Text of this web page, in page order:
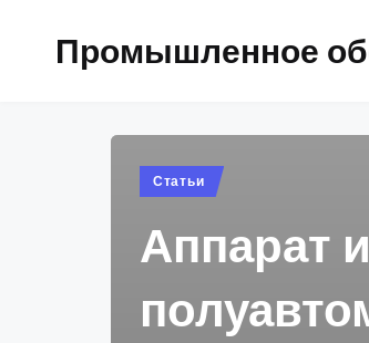
Промышленное
Posted
Статьи
Аппарат